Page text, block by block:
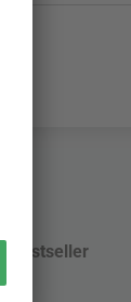
Bestseller